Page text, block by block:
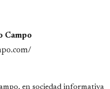
Campo
en sociedad informativa